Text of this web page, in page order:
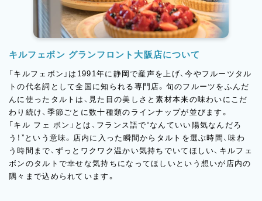
キルフェボン グランフロント大阪店について
「キルフェボン」は1991年に静岡で産声を上げ、今やフルーツタル
トの代名詞として全国に知られる専門店。旬のフルーツをふんだ
んに使ったタルトは、見た目の美しさと素材本来の味わいにこだ
わり続け、季節ごとに数十種類のラインナップが並びます。
「キル フェ ボン」とは、フランス語で“なんていい陽気なんだろ
う！”という意味。店内に入った瞬間からタルトを選ぶ時間、味わ
う時間まで、ずっとワクワク温かい気持ちでいてほしい、キルフェ
ボンのタルトで幸せな気持ちになってほしいという想いが店内の
隅々まで込められています。